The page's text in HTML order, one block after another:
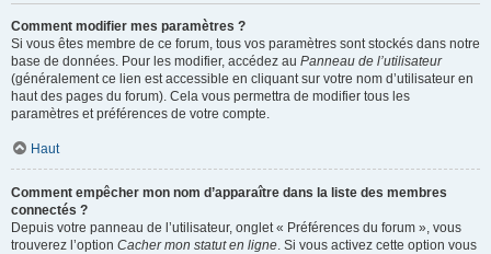
Comment modifier mes paramètres ?
Si vous êtes membre de ce forum, tous vos paramètres sont stockés dans notre
base de données. Pour les modifier, accédez au Panneau de l’utilisateur
(généralement ce lien est accessible en cliquant sur votre nom d’utilisateur en
haut des pages du forum). Cela vous permettra de modifier tous les
paramètres et préférences de votre compte.
Haut
Comment empêcher mon nom d’apparaître dans la liste des membres
connectés ?
Depuis votre panneau de l’utilisateur, onglet « Préférences du forum », vous
trouverez l’option Cacher mon statut en ligne. Si vous activez cette option vous